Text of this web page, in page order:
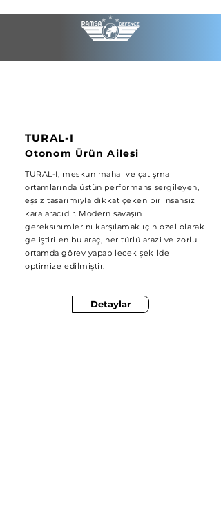
TURAL-I
Otonom Ürün Ailesi
TURAL-I, meskun mahal ve çatışma
ortamlarında üstün performans sergileyen,
eşsiz tasarımıyla dikkat çeken bir insansız
kara aracıdır. Modern savaşın
gereksinimlerini karşılamak için özel olarak
geliştirilen bu araç, her türlü arazi ve zorlu
ortamda görev yapabilecek şekilde
optimize edilmiştir.
Detaylar